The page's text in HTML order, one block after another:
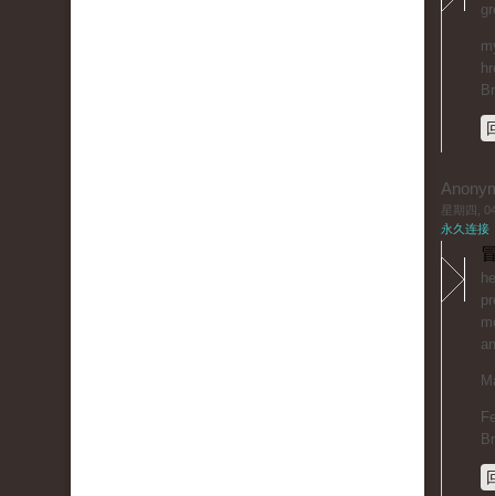
星期四,
永久连接